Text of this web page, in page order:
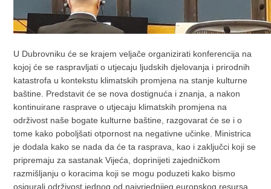
U Dubrovniku će se krajem veljače organizirati konferencija na
kojoj će se raspravljati o utjecaju ljudskih djelovanja i prirodnih
katastrofa u kontekstu klimatskih promjena na stanje kulturne
baštine. Predstavit će se nova dostignuća i znanja, a nakon
kontinuirane rasprave o utjecaju klimatskih promjena na
održivost naše bogate kulturne baštine, razgovarat će se i o
tome kako poboljšati otpornost na negativne učinke. Ministrica
je dodala kako se nada da će ta rasprava, kao i zaključci koji se
pripremaju za sastanak Vijeća, doprinijeti zajedničkom
razmišljanju o koracima koji se mogu poduzeti kako bismo
osigurali održivost jednog od najvrjednijeg europskog resursa,